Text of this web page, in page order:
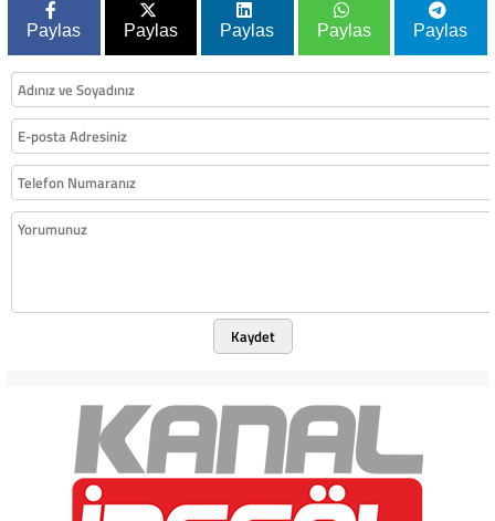
Paylas Paylas Paylas Paylas Paylas
Kaydet